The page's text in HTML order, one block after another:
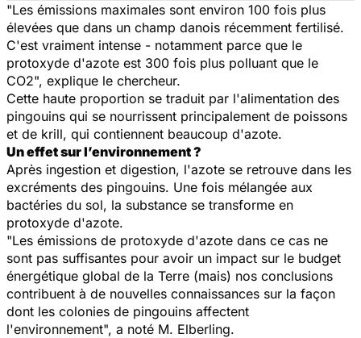
"Les émissions maximales sont environ 100 fois plus
élevées que dans un champ danois récemment fertilisé.
C'est vraiment intense - notamment parce que le
protoxyde d'azote est 300 fois plus polluant que le
CO2", explique le chercheur.
Cette haute proportion se traduit par l'alimentation des
pingouins qui se nourrissent principalement de poissons
et de krill, qui contiennent beaucoup d'azote.
Un effet sur l’environnement ?
Après ingestion et digestion, l'azote se retrouve dans les
excréments des pingouins. Une fois mélangée aux
bactéries du sol, la substance se transforme en
protoxyde d'azote.
"Les émissions de protoxyde d'azote dans ce cas ne
sont pas suffisantes pour avoir un impact sur le budget
énergétique global de la Terre (mais) nos conclusions
contribuent à de nouvelles connaissances sur la façon
dont les colonies de pingouins affectent
l'environnement", a noté M. Elberling.